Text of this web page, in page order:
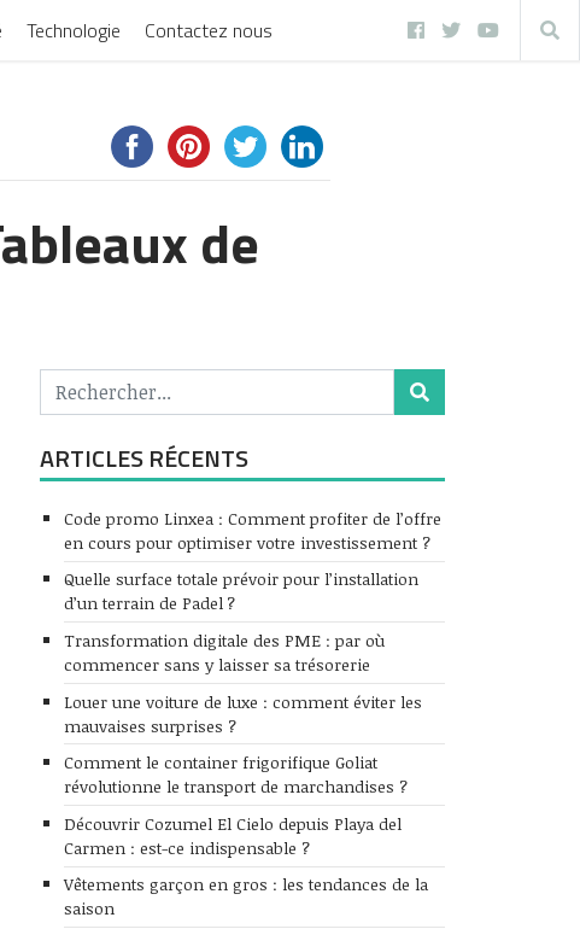
Technologie Contactez nous
de
ARTICLES RÉCENTS
Code promo Linxea : Comment profiter de l’offre
en cours pour optimiser votre investissement ?
Quelle surface totale prévoir pour l’installation
d’un terrain de Padel ?
Transformation digitale des PME : par où
commencer sans y laisser sa trésorerie
Louer une voiture de luxe : comment éviter les
mauvaises surprises ?
Comment le container frigorifique Goliat
révolutionne le transport de marchandises ?
Découvrir Cozumel El Cielo depuis Playa del
Carmen : est-ce indispensable ?
Vêtements garçon en gros : les tendances de la
saison